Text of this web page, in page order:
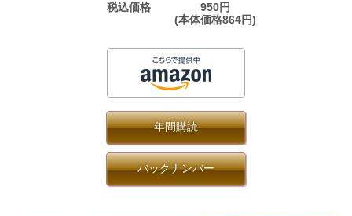
税込価格
950円
(本体価格864円)
年間購読
バックナンバー